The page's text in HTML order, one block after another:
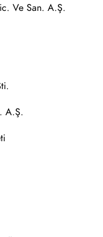
Ve San. A.Ş.
A.Ş.